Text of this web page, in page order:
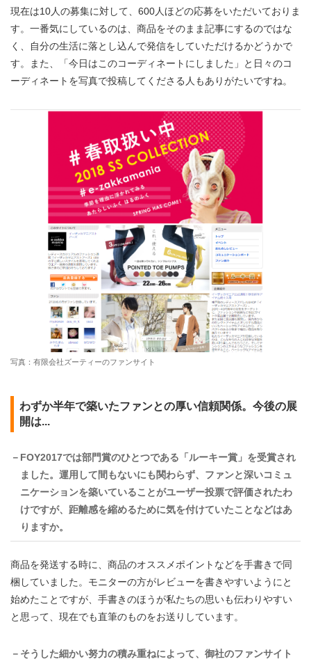
現在は10人の募集に対して、600人ほどの応募をいただいておりま
す。一番気にしているのは、商品をそのまま記事にするのではな
く、自分の生活に落とし込んで発信をしていただけるかどうかで
す。また、「今日はこのコーディネートにしました」と日々のコ
ーディネートを写真で投稿してくださる人もありがたいですね。
写真：有限会社ズーティーのファンサイト
わずか半年で築いたファンとの厚い信頼関係。今後の展
開は...
－FOY2017では部門賞のひとつである「ルーキー賞」を受賞され
ました。運用して間もないにも関わらず、ファンと深いコミュ
ニケーションを築いていることがユーザー投票で評価されたわ
けですが、距離感を縮めるために気を付けていたことなどはあ
りますか。
商品を発送する時に、商品のオススメポイントなどを手書きで同
梱していました。モニターの方がレビューを書きやすいようにと
始めたことですが、手書きのほうが私たちの思いも伝わりやすい
と思って、現在でも直筆のものをお送りしています。
－そうした細かい努力の積み重ねによって、御社のファンサイト